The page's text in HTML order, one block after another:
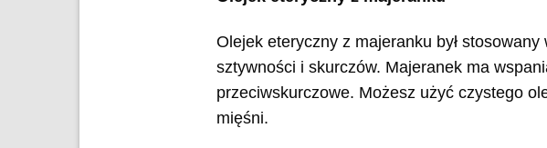
Olejek eteryczny z majeranku był
sztywności i skurczów. Majeranek ma
przeciwskurczowe. Możesz użyć czystego
mięśni.